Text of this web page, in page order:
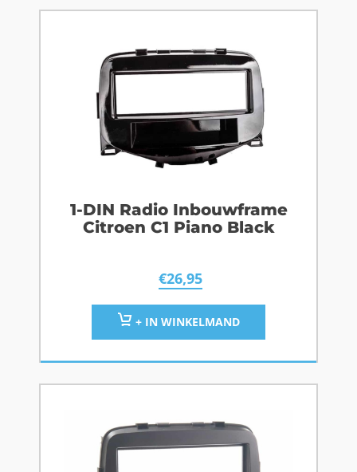
1-DIN Radio Inbouwframe
Citroen C1 Piano Black
€26,95
+ IN WINKELMAND